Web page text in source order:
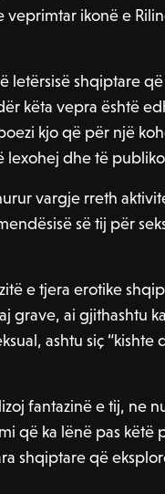
ikonë e
letërsisë shqiptare që
këta vepra është
kjo që për një
lexohej dhe të
vargje rreth
së tij për
e tjera erotike
grave, ai gjithashtu
ashtu siç “kishte
fantazinë e tij, ne
që ka lënë pas këtë
shqiptare që